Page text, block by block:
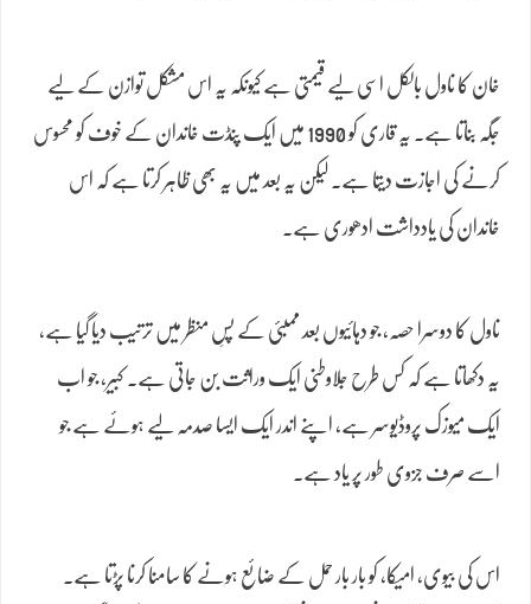
خان کا ناول بالکل اسی لیے قیمتی ہے کیونکہ یہ اس مشکل توازن کے لیے
جگہ بناتا ہے۔ یہ قاری کو 1990 میں ایک پنڈت خاندان کے خوف کو محسوس
کرنے کی اجازت دیتا ہے۔ لیکن یہ بعد میں یہ بھی ظاہر کرتا ہے کہ اس
خاندان کی یادداشت ادھوری ہے۔
ناول کا دوسرا حصہ، جو دہائیوں بعد ممبئی کے پسِ منظر میں ترتیب دیا گیا ہے،
یہ دکھاتا ہے کہ کس طرح جلاوطنی ایک وراثت بن جاتی ہے۔ کبیر، جو اب
ایک میوزک پروڈیوسر ہے، اپنے اندر ایک ایسا صدمہ لیے ہوئے ہے جو
اسے صرف جزوی طور پر یاد ہے۔
اس کی بیوی، امیکا، کو بار بار حمل کے ضائع ہونے کا سامنا کرنا پڑتا ہے۔